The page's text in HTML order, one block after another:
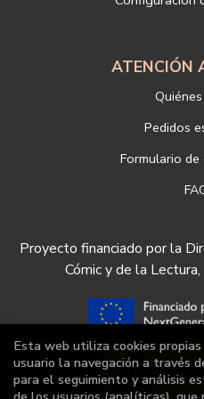
ATENCIÓN
Pedidos
Formulario
Proyecto financiado por la
Cómic y de la
Esta web utiliza cookies
usuario la navegación a través
para el seguimiento y análisis